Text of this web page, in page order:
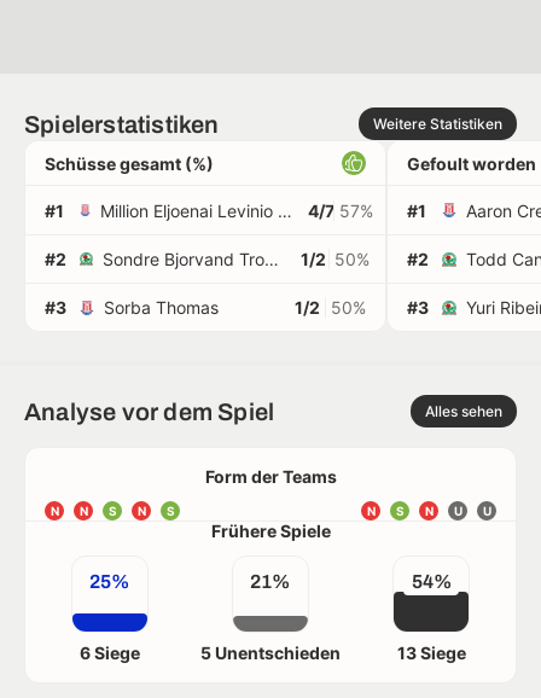
Spielerstatistiken Weitere Statistiken
Schüsse gesamt (%)
#1 Million Eljoenai Levinio Manhoef 4/7 57%
#2 Sondre Bjorvand Tronstad 1/2 50%
#3 Sorba Thomas 1/2 50%
Gefoult worden
#1 Aaron
#2 Todd
#3 Yuri
Analyse vor dem Spiel Alles sehen
Form der Teams
N N S N S U
U
N
S
N
Frühere Spiele
25%
6 Siege
21%
5 Unentschieden
54%
13 Siege